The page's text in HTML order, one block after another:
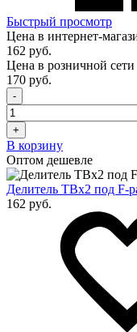
Быстрый просмотр
Цена в интернет-
162 руб.
Цена в розничной сети
170 руб.
-
+
В корзину
Оптом дешевле
Делитель ТВх2 под F-
162 руб.